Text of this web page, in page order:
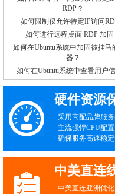
RDP？
如何限制仅允许特定IP访问
如何进行远程桌面 RDP 加固
如何在Ubuntu系统中加固被挂马
器？
如何在Ubuntu系统中查看用户
硬件资源
采用高配品牌服
主流强悍CPU配置
确保服务高速稳
中美直连
中美直连亚洲优化